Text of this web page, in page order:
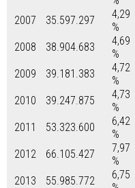
2007
35.597.297
4,29
%
2008
38.904.683
4,69
%
2009
39.181.383
4,72
%
2010
39.247.875
4,73
%
2011
53.323.600
6,42
%
2012
66.105.427
7,97
%
2013
55.985.772
6,75